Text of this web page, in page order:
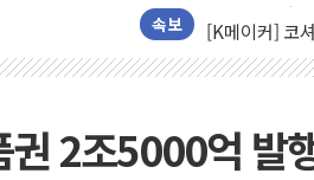
속보
[K메이커] 코
[특징주] 비철
외국인 돌아
"월가 큰손들
권 2조5000억